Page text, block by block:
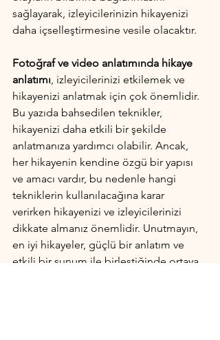
sağlayarak, izleyicilerinizin hikayenizi
daha içselleştirmesine vesile olacaktır.
Fotoğraf ve video anlatımında hikaye
anlatımı, izleyicilerinizi etkilemek ve
hikayenizi anlatmak için çok önemlidir.
Bu yazıda bahsedilen teknikler,
hikayenizi daha etkili bir şekilde
anlatmanıza yardımcı olabilir. Ancak,
her hikayenin kendine özgü bir yapısı
ve amacı vardır, bu nedenle hangi
tekniklerin kullanılacağına karar
verirken hikayenizi ve izleyicilerinizi
dikkate almanız önemlidir. Unutmayın,
en iyi hikayeler, güçlü bir anlatım ve
etkili bir sunum ile birleştiğinde ortaya